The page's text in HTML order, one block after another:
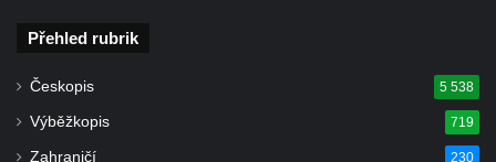
Čechách
Dům čp. 109 v ulici Ke Hradu ve Sloupu v
Čechách
Přehled rubrik
Českopis 5 538
Výběžkopis 719
Zahraničí 230